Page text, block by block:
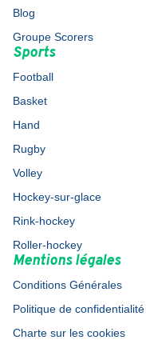
Blog
Groupe Scorers
Sports
Football
Basket
Hand
Rugby
Volley
Hockey-sur-glace
Rink-hockey
Roller-hockey
Mentions légales
Conditions Générales
Politique de confidentialité
Charte sur les cookies